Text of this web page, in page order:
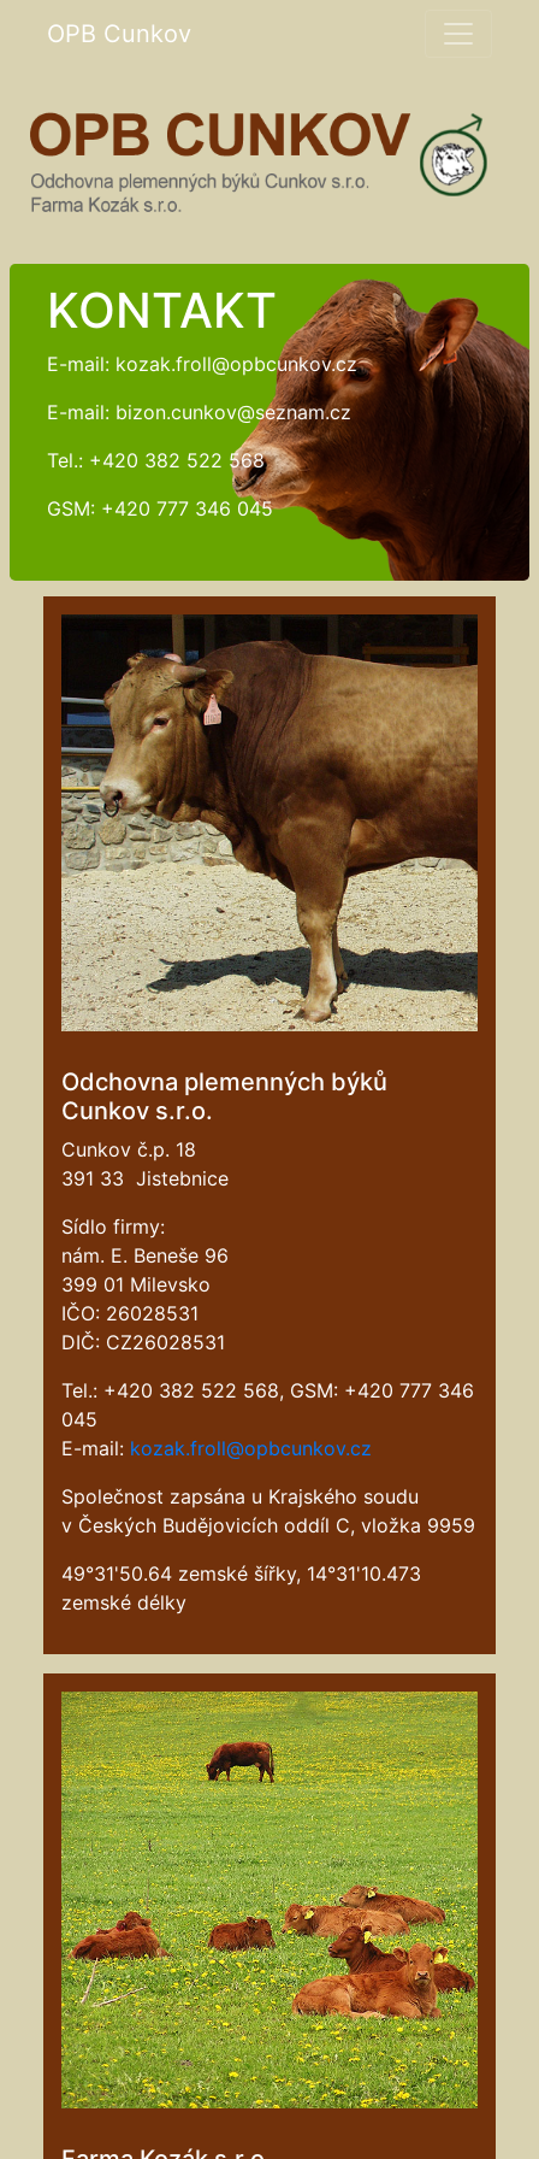
OPB Cunkov
KONTAKT
E-mail: kozak.froll@opbcunkov.cz
E-mail: bizon.cunkov@seznam.cz
Tel.: +420 382 522 568
GSM: +420 777 346 045
Odchovna plemenných býků
Cunkov s.r.o.
Cunkov č.p. 18
391 33 Jistebnice
Sídlo firmy:
nám. E. Beneše 96
399 01 Milevsko
IČO: 26028531
DIČ: CZ26028531
Tel.: +420 382 522 568, GSM: +420 777 346
045
E-mail: kozak.froll@opbcunkov.cz
Společnost zapsána u Krajského soudu
v Českých Budějovicích oddíl C, vložka 9959
49°31'50.64 zemské šířky, 14°31'10.473
zemské délky